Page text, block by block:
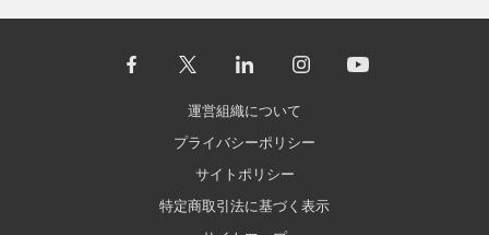
運営組織について
プライバシーポリシー
サイトポリシー
特定商取引法に基づく表示